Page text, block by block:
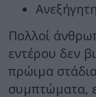
Πολλοί
εντέρου δεν
πρώιμα
συμπτώματα,